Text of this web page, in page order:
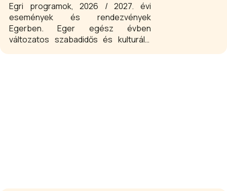
Egri programok, 2026 / 2027. évi
események és rendezvények
Egerben. Eger egész évben
változatos szabadidős és kulturális